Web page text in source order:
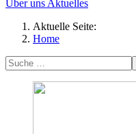
Über uns Aktuelles
Aktuelle Seite:
Home